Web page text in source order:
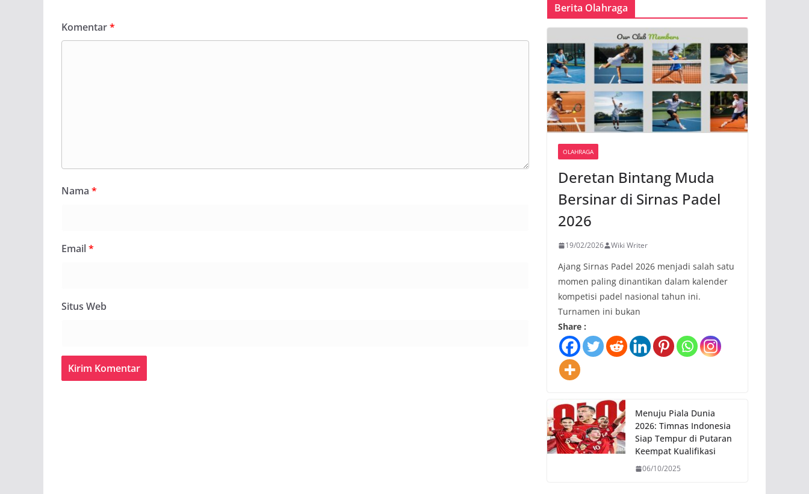
Komentar*
Nama *
Email*
Situs Web
Berita Olahraga
OLAHRAGA
Deretan Bintang Muda
Bersinar di Sirnas Padel
2026
19/02/2026 Wiki Writer
Ajang Sirnas Padel 2026 menjadi salah satu
momen paling dinantikan dalam kalender
kompetisi padel nasional tahun ini.
Turnamen ini bukan
Share :
Menuju Piala Dunia
2026: Timnas Indonesia
Siap Tempur di Putaran
Keempat Kualifikasi
06/10/2025